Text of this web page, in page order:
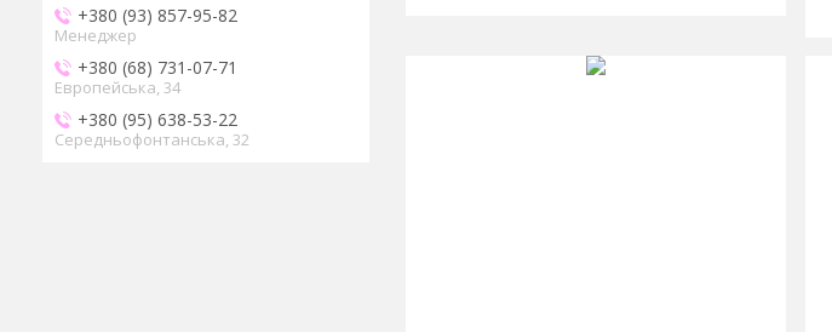
+380 (93) 857-95-82
Менеджер
+380 (68) 731-07-71
Европейська, 34
+380 (95) 638-53-22
Середньофонтанська, 32